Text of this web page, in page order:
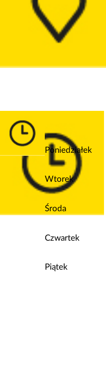
Poniedziałek
Wtorek
Środa
Czwartek
Piątek